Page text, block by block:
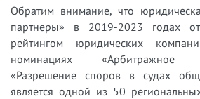
Обратим внимание, что
партнеры» в 2019-2023 годах
рейтингом юридических
номинациях «Арбитражное
«Разрешение споров в судах
является одной из 50